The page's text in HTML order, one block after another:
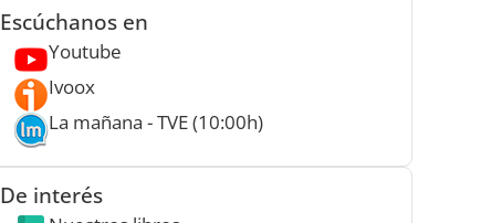
Escúchanos en
Youtube
Ivoox
La mañana - TVE (10:00h)
De interés